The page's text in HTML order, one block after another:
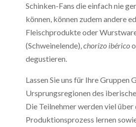
Schinken-Fans die einfach nie
können, können zudem andere
Fleischprodukte oder
(Schweinelende), chorizo ibérico
degustieren.
Lassen Sie uns für Ihre Gruppen
Ursprungsregionen des
Die Teilnehmer werden viel über
Produktionsprozess lernen